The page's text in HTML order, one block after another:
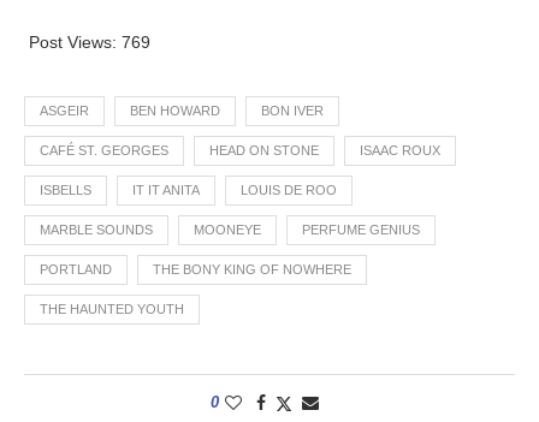
Post Views: 769
ASGEIR BEN HOWARD BON IVER
CAFÉ ST. GEORGES HEAD ON STONE ISAAC ROUX
ISBELLS IT IT ANITA LOUIS DE ROO
MARBLE SOUNDS MOONEYE PERFUME GENIUS
PORTLAND THE BONY KING OF NOWHERE
THE HAUNTED YOUTH
0